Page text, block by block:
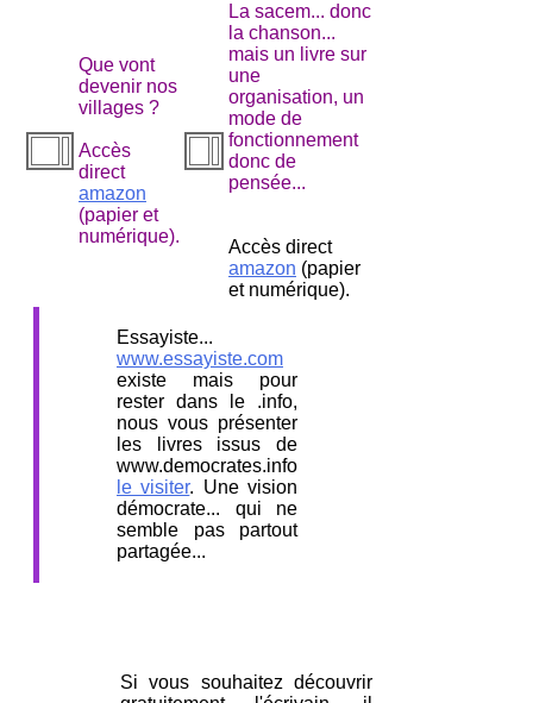
Que vont
devenir nos
villages ?
Accès
direct
amazon
(papier et
numérique).
La sacem... donc
la chanson...
mais un livre sur
une
organisation, un
mode de
fonctionnement
donc de
pensée...
Accès direct
amazon (papier
et numérique).
Essayiste...
www.essayiste.com
existe mais pour
rester dans le .info,
nous vous présenter
les livres issus de
www.democrates.info
le visiter. Une vision
démocrate... qui ne
semble pas partout
partagée...
Si vous souhaitez découvrir